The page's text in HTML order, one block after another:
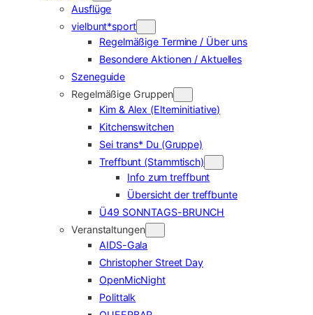
Ausflüge
vielbunt*sport
Regelmäßige Termine / Über uns
Besondere Aktionen / Aktuelles
Szeneguide
Regelmäßige Gruppen
Kim & Alex (Elterninitiative)
Kitchenswitchen
Sei trans* Du (Gruppe)
Treffbunt (Stammtisch)
Info zum treffbunt
Übersicht der treffbunte
Ü49 SONNTAGS-BRUNCH
Veranstaltungen
AIDS-Gala
Christopher Street Day
OpenMicNight
Polittalk